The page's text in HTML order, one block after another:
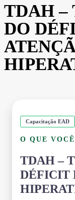
TDAH –
DO
Capacitação EAD
O QUE
TDAH –
DÉFICIT